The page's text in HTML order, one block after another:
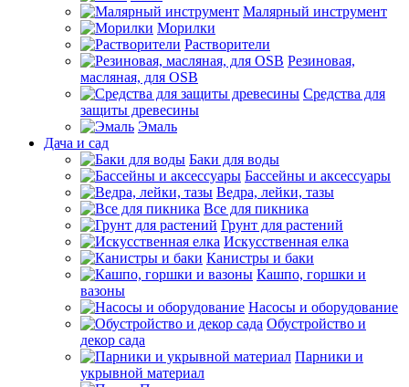
Малярный инструмент
Морилки
Растворители
Резиновая,
масляная, для OSB
Средства для
защиты древесины
Эмаль
Дача и сад
Баки для воды
Бассейны и аксессуары
Ведра, лейки, тазы
Все для пикника
Грунт для растений
Искусственная елка
Канистры и баки
Кашпо, горшки и
вазоны
Насосы и оборудование
Обустройство и
декор сада
Парники и
укрывной материал